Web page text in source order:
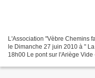
L'Association "Vèbre Chemins
le Dimanche 27 juin 2010 à "
18h00 Le pont sur l'Ariège Vide